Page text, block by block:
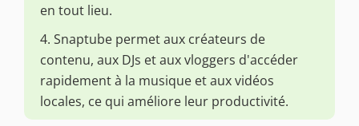
en tout lieu.
4. Snaptube permet aux créateurs de
contenu, aux DJs et aux vloggers d'accéder
rapidement à la musique et aux vidéos
locales, ce qui améliore leur productivité.